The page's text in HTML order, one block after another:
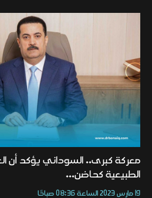
معركة كبرى.. السوداني يؤكد أن
الطبيعية كحاضن...
19 مارس 2023 الساعة 08:36 صباحًا